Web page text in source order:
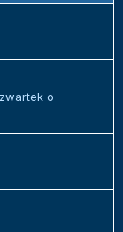
o